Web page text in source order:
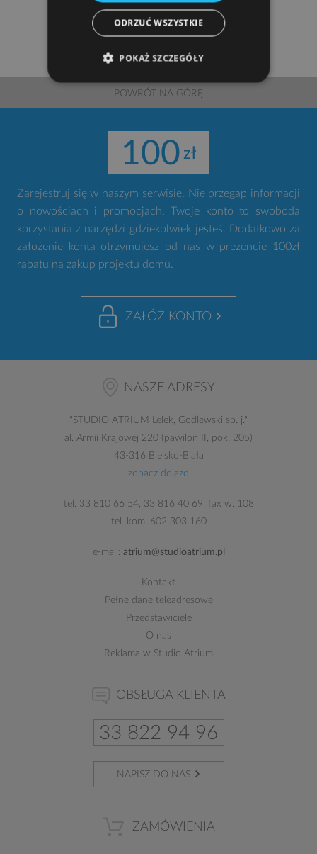
POWRÓT NA GÓRĘ
100
Zarejestruj się w naszym serwisie. Nie przegap informacji
o nowościach i promocjach. Twoje konto to swoboda
korzystania z narzędzi gdziekolwiek jesteś. Dodatkowo za
założenie konta otrzymujesz od nas w prezencie 100zł
rabatu na zakup projektu domu.
ZAŁÓŻ KONTO
NASZE ADRESY
"STUDIO ATRIUM Lelek, Godlewski sp. j."
al. Armii Krajowej 220 (pawilon II, pok. 205)
43-316 Bielsko-Biała
zobacz dojazd
tel. 33 810 66 54, 33 816 40 69, fax w. 108
tel. kom. 602 303 160
e-mail: atrium@studioatrium.pl
Kontakt
Pełne dane teleadresowe
Przedstawiciele
O nas
Reklama w Studio Atrium
OBSŁUGA KLIENTA
33 822 94 96
NAPISZ DO NAS
ZAMÓWIENIA
ODRZUĆ WSZYSTKIE
POKAŻ SZCZEGÓŁY